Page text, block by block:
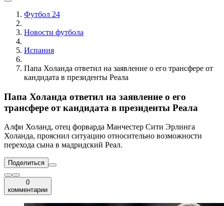
Футбол 24
Новости футбола
Испания
Папа Холанда ответил на заявление о его трансфере от
кандидата в президенты Реала
Папа Холанда ответил на заявление о его
трансфере от кандидата в президенты Реала
Алфи Холанд, отец форварда Манчестер Сити Эрлинга
Холанда, прояснил ситуацию относительно возможности
перехода сына в мадридский Реал.
Поделиться
0
комментарии